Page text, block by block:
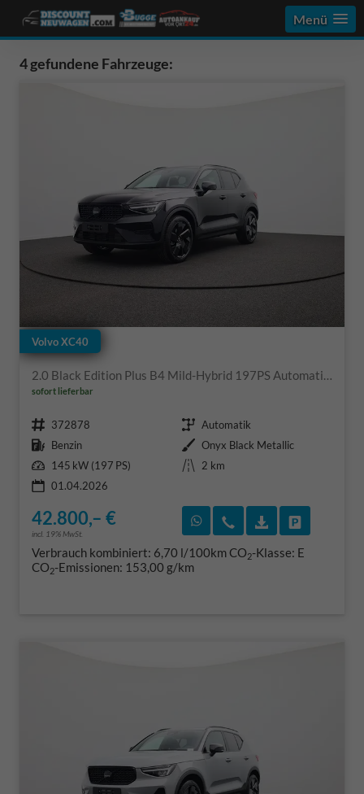
Menü
4 gefundene Fahrzeuge:
Volvo XC40
2.0 Black Edition Plus B4 Mild-Hybrid 197PS Automatik elektr. PanoDach Rückf.Kamera PDC v+h ACC el.Heckklappe Harman/Kardon-Sound Klimaautomatik Sitzheizung Lenkradheizung Apple CarPlay Android Auto 20-LM
sofort lieferbar
Fahrzeugnr. 372878 Getriebe Automatik
Kraftstoff Benzin Außenfarbe Onyx Black Metallic
Leistung 145 kW (197 PS) Kilometerstand
2 km
01.04.2026
42.800,– €
incl. 19% MwSt.
Rückruf vereinbaren
Wir rufen Sie an
Verbrauch kombiniert: 6,70 l/100kmCO2-Klasse: E
CO2-Emissionen: 153,00 g/km